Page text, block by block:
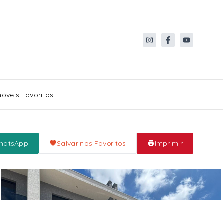
Favoritos
Salvar nos Favoritos Imprimir